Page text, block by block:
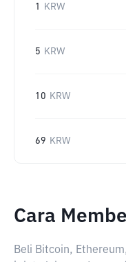
1 KRW
5 KRW
10 KRW
69 KRW
Cara
Beli Bitcoin,